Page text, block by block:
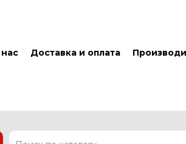
Доставка и оплата